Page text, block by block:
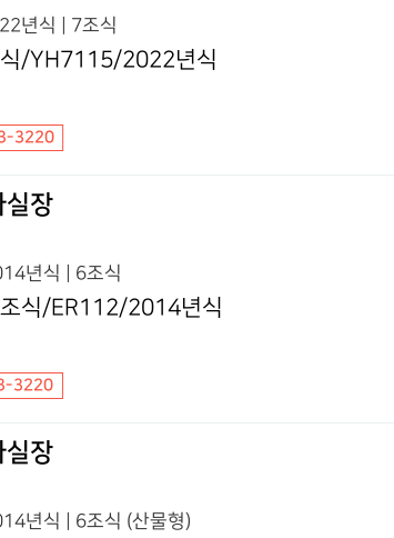
년식 | 7조식
/YH7115/2022년식
3220
장
년식 | 6조식
식/ER112/2014년식
3220
장
년식 | 6조식 (산물형)